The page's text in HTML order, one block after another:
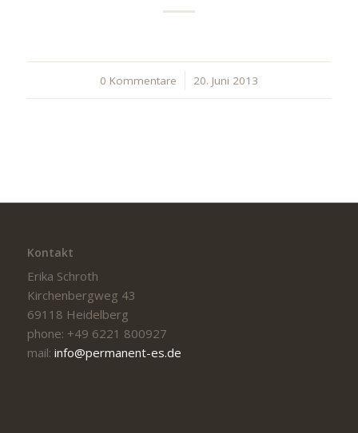
0 Kommentare
/ 20. Juni 2013
Kontakt
Erika Schroth
Kirchenbergweg 43
69118 Heidelberg
phone: +49 6221 800927
mail: info@permanent-es.de